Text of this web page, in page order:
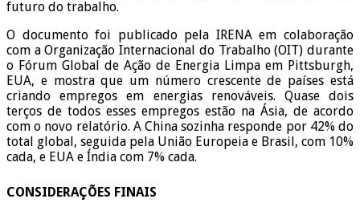
futuro do trabalho.
O documento foi publicado pela IRENA em colaboração
com a Organização Internacional do Trabalho (OIT) durante
o Fórum Global de Ação de Energia Limpa em Pittsburgh,
EUA, e mostra que um número crescente de países está
criando empregos em energias renováveis. Quase dois
terços de todos esses empregos estão na Ásia, de acordo
com o novo relatório. A China sozinha responde por 42% do
total global, seguida pela União Europeia e Brasil, com 10%
cada, e EUA e Índia com 7% cada.
CONSIDERAÇÕES FINAIS